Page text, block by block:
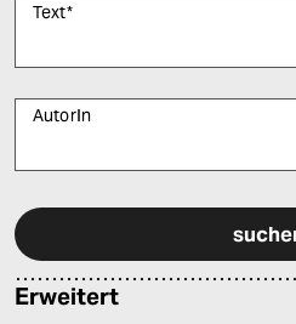
Text*
AutorIn
Erweitert